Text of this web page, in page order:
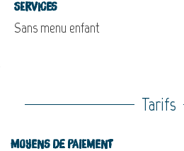
Services
Sans menu enfant
Tarifs
Moyens de paiement